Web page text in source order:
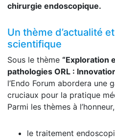
chirurgie endoscopique.
Un thème d’actualité
scientifique
Sous le thème “Exploration
pathologies ORL :
l’Endo Forum abordera une
cruciaux pour la pratique
Parmi les thèmes à
le traitement